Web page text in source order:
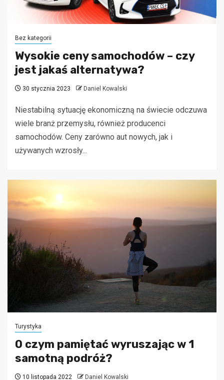
Bez kategorii
Wysokie ceny samochodów – czy
jest jakaś alternatywa?
30 stycznia 2023 Daniel Kowalski
Niestabilną sytuację ekonomiczną na świecie odczuwa
wiele branż przemysłu, również producenci
samochodów. Ceny zarówno aut nowych, jak i
używanych wzrosły...
Turystyka
O czym pamiętać wyruszając w 1
samotną podróż?
10 listopada 2022 Daniel Kowalski